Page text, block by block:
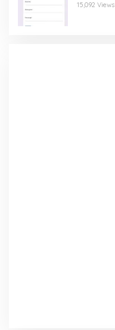
15,092 Views